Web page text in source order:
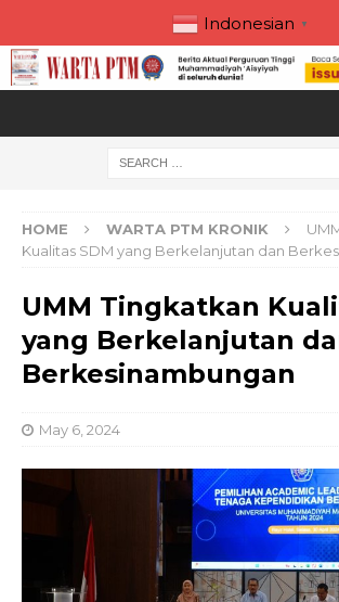
Indonesian ▼
HOME WARTA PTM KRONIK
Kualitas SDM yang Berkelanjutan dan
UMM Tingkatkan
yang Berkelanjutan
Berkesinambungan
May 6, 2024